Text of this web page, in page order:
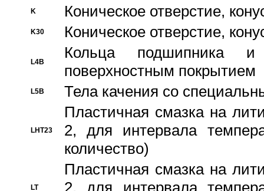
K Коническое отверстие,
K30 Коническое отверстие,
L4B
Кольца подшипника
поверхностным покрытием
L5B Тела качения со
LHT23
Пластичная смазка на
2, для интервала
количество)
LT
Пластичная смазка на
2, для интервала